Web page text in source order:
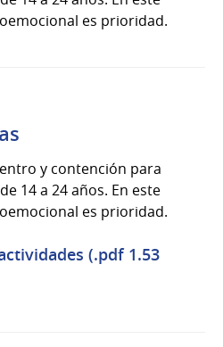
es prioridad.
y contención para
14 a 24 años. En este
es prioridad.
(.pdf 1.53